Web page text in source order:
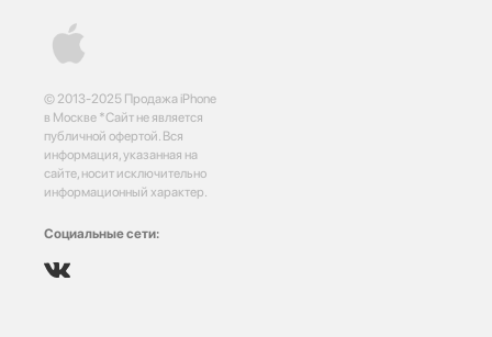
© 2013-2025 Продажа iPhone
в Москве *Сайт не является
публичной офертой. Вся
информация, указанная на
сайте, носит исключительно
информационный характер.
Социальные сети: